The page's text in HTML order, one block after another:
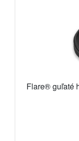
Flare® guľaté